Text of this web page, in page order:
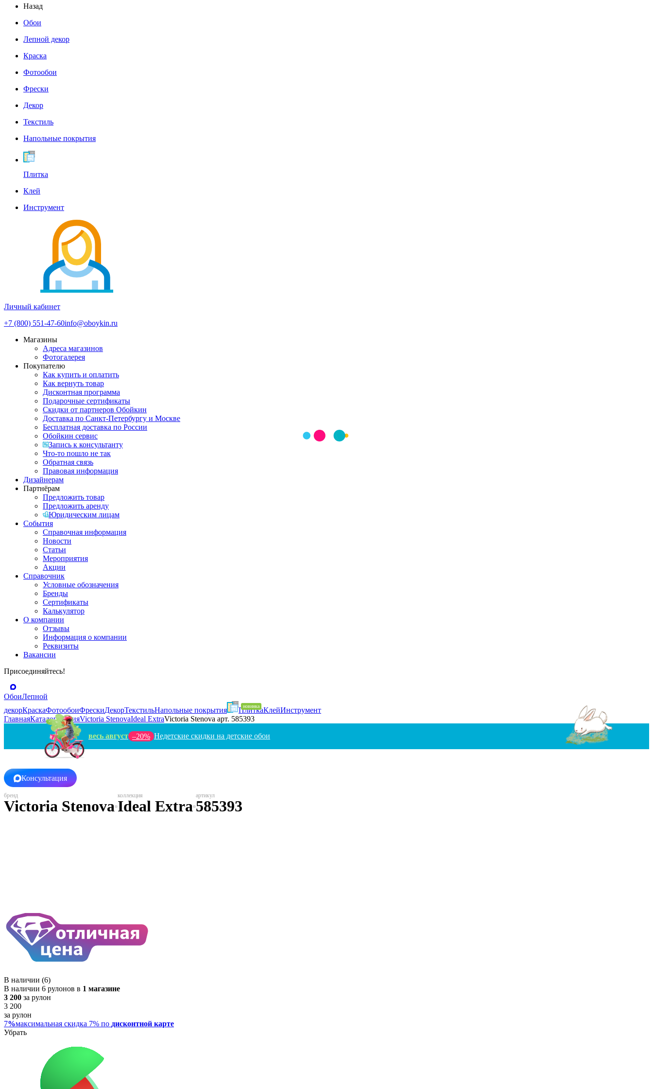
Назад
Обои
Лепной декор
Краска
Фотообои
Фрески
Декор
Текстиль
Напольные покрытия
Плитка
Клей
Инструмент
Личный кабинет
+7 (800) 551-47-60info@oboykin.ru
Магазины
Адреса магазинов
Фотогалерея
Покупателю
Как купить и оплатить
Как вернуть товар
Дисконтная программа
Подарочные сертификаты
Скидки от партнеров Обойкин
Доставка по Санкт-Петербургу и Москве
Бесплатная доставка по России
Обойкин сервис
Запись к консультанту
Что-то пошло не так
Обратная связь
Правовая информация
Дизайнерам
Партнёрам
Предложить товар
Предложить аренду
Юридическим лицам
События
Справочная информация
Новости
Статьи
Мероприятия
Акции
Справочник
Условные обозначения
Бренды
Сертификаты
Калькулятор
О компании
Отзывы
Информация о компании
Реквизиты
Вакансии
Присоединяйтесь!
ОбоиЛепной
декорКраскаФотообоиФрескиДекорТекстильНапольные покрытия ПлиткаКлейИнструмент
ГлавнаяКаталогРоссияVictoria StenovaIdeal ExtraVictoria Stenova арт. 585393
весь август –20% Недетские скидки на детские обои
Консультация
Victoria StenovaIdeal Extra585393
В наличии (6)
В наличии 6 рулонов в 1 магазине
3 200 за рулон
3 200
за рулон
7%максимальная скидка 7% по дисконтной карте
Убрать